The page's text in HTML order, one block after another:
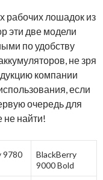
рабочих лошадок из
эти две модели
по удобству
не зря
компании
если
очередь для
не найти!
9780
BlackBerry
9000 Bold